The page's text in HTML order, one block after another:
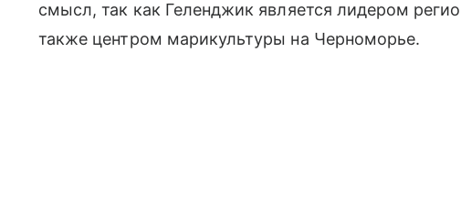
смысл, так как Геленджик является лидером
также центром марикультуры на Черноморье.